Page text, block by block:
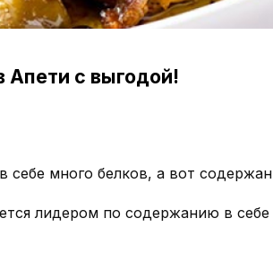
с выгодой!
себе много белков, а вот
лидером по содержанию в